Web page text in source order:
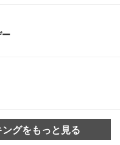
グをもっと見る